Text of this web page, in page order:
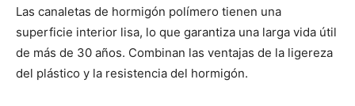
Las canaletas de hormigón polímero tienen una
superficie interior lisa, lo que garantiza una larga vida útil
de más de 30 años. Combinan las ventajas de la ligereza
del plástico y la resistencia del hormigón.